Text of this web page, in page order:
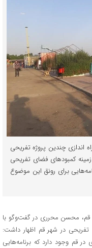
اندازی چندین پروژه تفریحی
کمبودهای فضای تفریحی
برای رونق این موضوع
محسن محرری در گفت‌وگو با
تفریحی در شهر قم اظهار داشت:
در قم وجود دارد که برنامه‌هایی